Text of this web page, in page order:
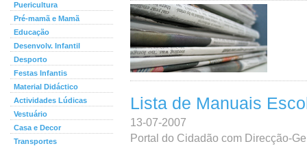
Puericultura
Pré-mamã e Mamã
Educação
Desenvolv. Infantil
Desporto
Festas Infantis
Material Didáctico
Actividades Lúdicas
Vestuário
Casa e Decor
Transportes
Lista de Manuais
13-07-2007
Portal do Cidadão com Direcção-